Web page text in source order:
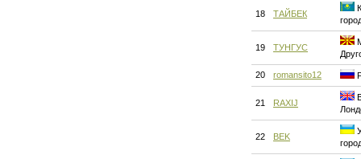
18 ТАЙБЕК
19 ТУНГУС
20 romansito12
21 RAXIJ
22 BEK